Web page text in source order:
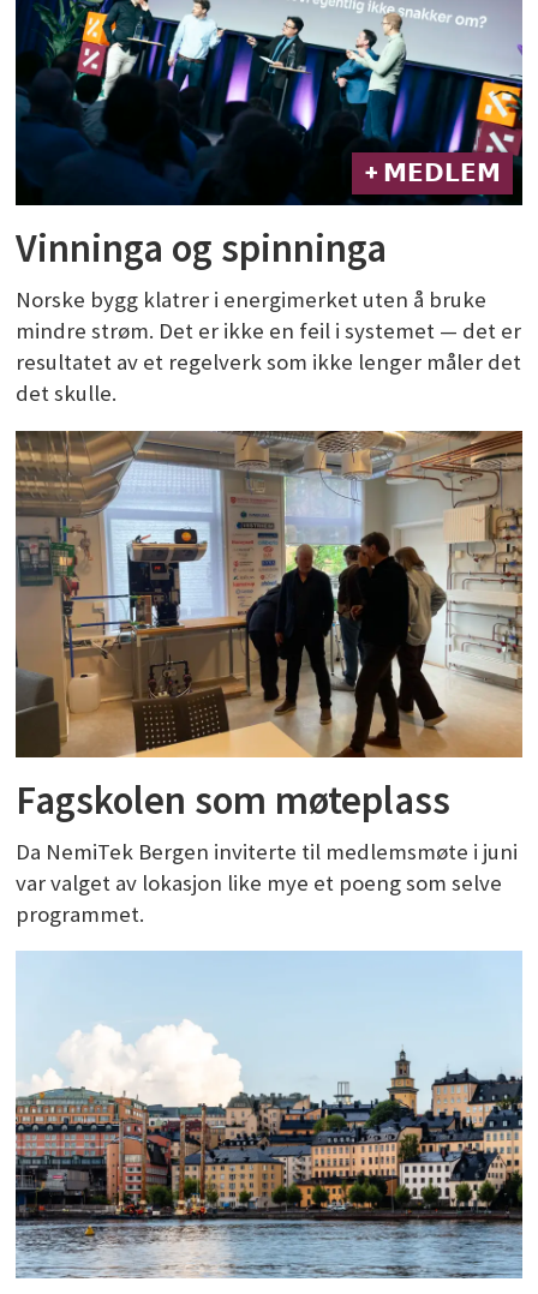
+ 𝗠𝗘𝗗𝗟𝗘𝗠
Vinninga og spinninga
Norske bygg klatrer i energimerket uten å bruke
mindre strøm. Det er ikke en feil i systemet — det er
resultatet av et regelverk som ikke lenger måler det
det skulle.
Fagskolen som møteplass
Da NemiTek Bergen inviterte til medlemsmøte i juni
var valget av lokasjon like mye et poeng som selve
programmet.